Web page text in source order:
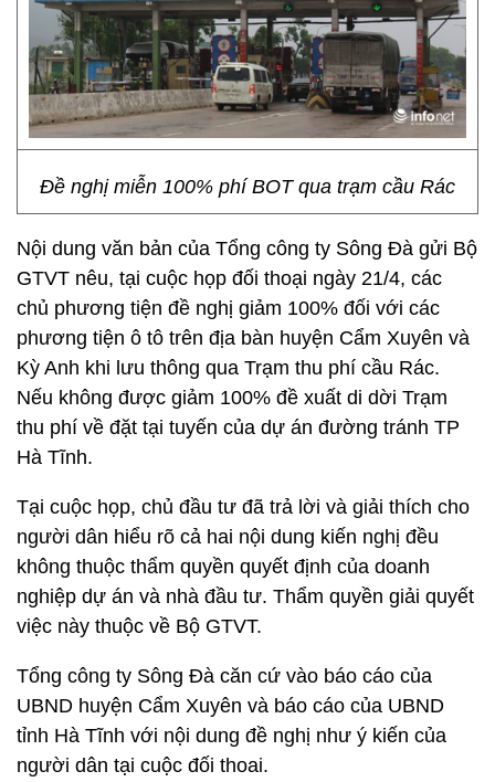
Đề nghị miễn 100% phí BOT qua trạm cầu Rác
Nội dung văn bản của Tổng công ty Sông Đà gửi Bộ
GTVT nêu, tại cuộc họp đối thoại ngày 21/4, các
chủ phương tiện đề nghị giảm 100% đối với các
phương tiện ô tô trên địa bàn huyện Cẩm Xuyên và
Kỳ Anh khi lưu thông qua Trạm thu phí cầu Rác.
Nếu không được giảm 100% đề xuất di dời Trạm
thu phí về đặt tại tuyến của dự án đường tránh TP
Hà Tĩnh.
Tại cuộc họp, chủ đầu tư đã trả lời và giải thích cho
người dân hiểu rõ cả hai nội dung kiến nghị đều
không thuộc thẩm quyền quyết định của doanh
nghiệp dự án và nhà đầu tư. Thẩm quyền giải quyết
việc này thuộc về Bộ GTVT.
Tổng công ty Sông Đà căn cứ vào báo cáo của
UBND huyện Cẩm Xuyên và báo cáo của UBND
tỉnh Hà Tĩnh với nội dung đề nghị như ý kiến của
người dân tại cuộc đối thoai.